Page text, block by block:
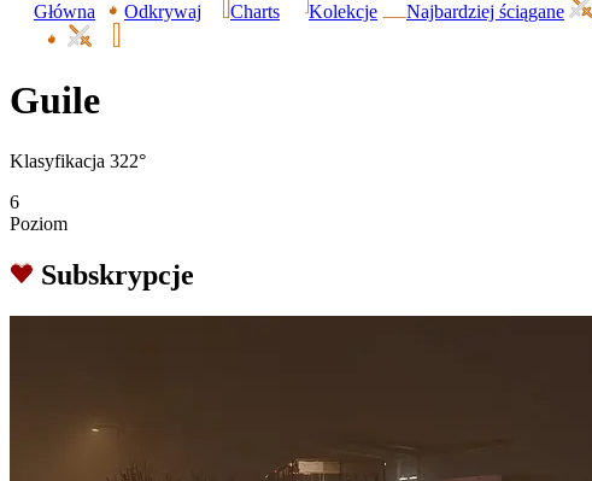
Główna
Odkrywaj Charts Kolekcje Najbardziej ściągane
Guile
Klasyfikacja 322°
6
Poziom
Subskrypcje